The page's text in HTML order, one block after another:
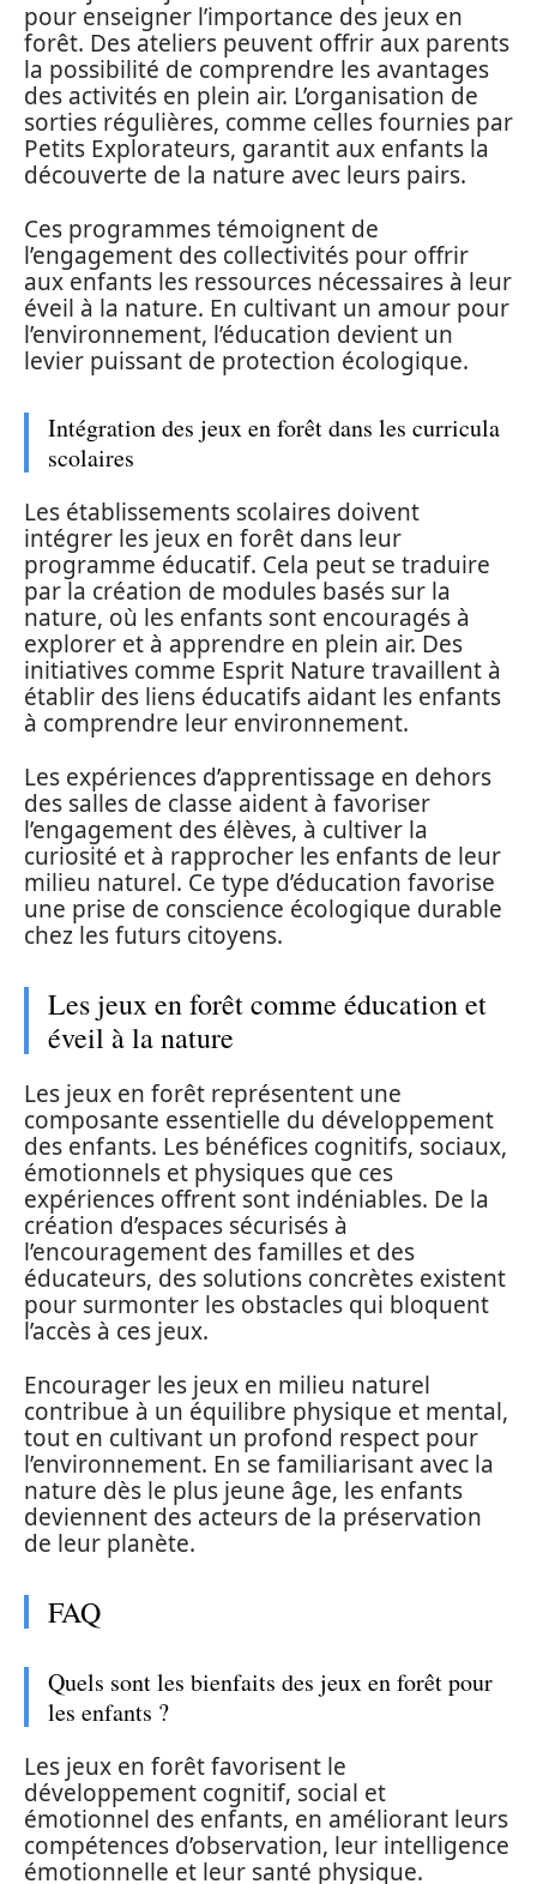
pour enseigner l’importance des jeux en
forêt. Des ateliers peuvent offrir aux parents
la possibilité de comprendre les avantages
des activités en plein air. L’organisation de
sorties régulières, comme celles fournies par
Petits Explorateurs, garantit aux enfants la
découverte de la nature avec leurs pairs.
Ces programmes témoignent de
l’engagement des collectivités pour offrir
aux enfants les ressources nécessaires à leur
éveil à la nature. En cultivant un amour pour
l’environnement, l’éducation devient un
levier puissant de protection écologique.
Intégration des jeux en forêt dans les curricula
scolaires
Les établissements scolaires doivent
intégrer les jeux en forêt dans leur
programme éducatif. Cela peut se traduire
par la création de modules basés sur la
nature, où les enfants sont encouragés à
explorer et à apprendre en plein air. Des
initiatives comme Esprit Nature travaillent à
établir des liens éducatifs aidant les enfants
à comprendre leur environnement.
Les expériences d’apprentissage en dehors
des salles de classe aident à favoriser
l’engagement des élèves, à cultiver la
curiosité et à rapprocher les enfants de leur
milieu naturel. Ce type d’éducation favorise
une prise de conscience écologique durable
chez les futurs citoyens.
Les jeux en forêt comme éducation et
éveil à la nature
Les jeux en forêt représentent une
composante essentielle du développement
des enfants. Les bénéfices cognitifs, sociaux,
émotionnels et physiques que ces
expériences offrent sont indéniables. De la
création d’espaces sécurisés à
l’encouragement des familles et des
éducateurs, des solutions concrètes existent
pour surmonter les obstacles qui bloquent
l’accès à ces jeux.
Encourager les jeux en milieu naturel
contribue à un équilibre physique et mental,
tout en cultivant un profond respect pour
l’environnement. En se familiarisant avec la
nature dès le plus jeune âge, les enfants
deviennent des acteurs de la préservation
de leur planète.
FAQ
Quels sont les bienfaits des jeux en forêt pour
les enfants ?
Les jeux en forêt favorisent le
développement cognitif, social et
émotionnel des enfants, en améliorant leurs
compétences d’observation, leur intelligence
émotionnelle et leur santé physique.